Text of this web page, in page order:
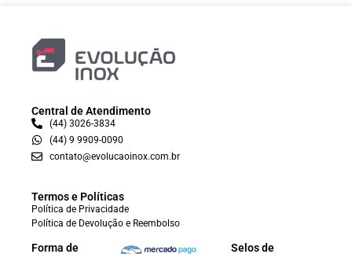
Central de Atendimento
(44) 3026-3834
(44) 9 9909-0090
contato@evolucaoinox.com.br
Termos e Políticas
Política de Privacidade
Política de Devolução e Reembolso
Forma de
Selos de